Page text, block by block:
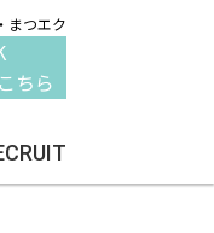
まつエク
ちら